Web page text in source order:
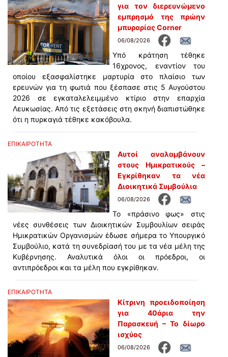
για τον διερευνώμενο
εμπρησμό της πρώην
μπυραρίας Corner
06/08/2026
Υπό κράτηση τέθηκε
16χρονος, εναντίον του
οποίου εξασφαλίστηκε μαρτυρία στο πλαίσιο των
ερευνών για τη φωτιά που ξέσπασε στις 5 Αυγούστου
2026 σε εγκαταλελειμμένο κτίριο στην επαρχία
Λευκωσίας. Από τις εξετάσεις στη σκηνή διαπιστώθηκε
ότι η πυρκαγιά τέθηκε κακόβουλα.
ΕΠΙΚΑΙΡΟΤΗΤΑ
Αυτοί αναλαμβάνουν
στους Ημικρατικούς –
Εγκρίθηκαν τα νέα
Διοικητικά Συμβούλια
06/08/2026
Το «πράσινο φως» στις
νέες συνθέσεις των Διοικητικών Συμβουλίων σειράς
Ημικρατικών Οργανισμών έδωσε σήμερα το Υπουργικό
Συμβούλιο, κατά τη συνεδρίασή του με τα νέα μέλη της
Κυβέρνησης. Αναλυτικά όλοι οι πρόεδροι, οι
αντιπρόεδροι και τα μέλη που εγκρίθηκαν.
ΕΠΙΚΑΙΡΟΤΗΤΑ
Κίτρινη προειδοποίηση
για 40άρια την
Παρασκευή – Το δίωρο
ισχύος
06/08/2026